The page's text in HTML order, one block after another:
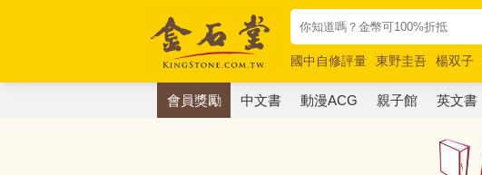
國中自修評量 東野圭吾 楊双子
唯紅花綻放
奧德賽 路邊攤新作
會員獎勵 中文書 動漫ACG 親子館 英文書